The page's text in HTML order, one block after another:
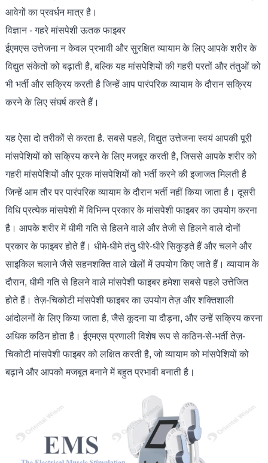
आवेगों का प्रवर्धन मात्र है।
विज्ञान - गहरे मांसपेशी ऊतक फाइबर
ईएमएस उत्तेजना न केवल प्रभावी और सुरक्षित व्यायाम के लिए आपके शरीर के
विद्युत संकेतों को बढ़ाती है, बल्कि यह मांसपेशियों की गहरी परतों और तंतुओं को
भी भर्ती और सक्रिय करती है जिन्हें आप पारंपरिक व्यायाम के दौरान सक्रिय
करने के लिए संघर्ष करते हैं।
यह ऐसा दो तरीकों से करता है. सबसे पहले, विद्युत उत्तेजना स्वयं आपकी पूरी
मांसपेशियों को सक्रिय करने के लिए मजबूर करती है, जिससे आपके शरीर को
गहरी मांसपेशियों और पूरक मांसपेशियों को भर्ती करने की इजाजत मिलती है
जिन्हें आम तौर पर पारंपरिक व्यायाम के दौरान भर्ती नहीं किया जाता है। दूसरी
विधि प्रत्येक मांसपेशी में विभिन्न प्रकार के मांसपेशी फाइबर का उपयोग करना
है। आपके शरीर में धीमी गति से हिलने वाले और तेजी से हिलने वाले दोनों
प्रकार के फाइबर होते हैं। धीमे-धीमे तंतु धीरे-धीरे सिकुड़ते हैं और चलने और
साइकिल चलाने जैसे सहनशक्ति वाले खेलों में उपयोग किए जाते हैं। व्यायाम के
दौरान, धीमी गति से हिलने वाले मांसपेशी फाइबर हमेशा सबसे पहले उत्तेजित
होते हैं। तेज़-चिकोटी मांसपेशी फाइबर का उपयोग तेज़ और शक्तिशाली
आंदोलनों के लिए किया जाता है, जैसे कूदना या दौड़ना, और उन्हें सक्रिय करना
अधिक कठिन होता है। ईएमएस प्रणाली विशेष रूप से कठिन-से-भर्ती तेज़-
चिकोटी मांसपेशी फाइबर को लक्षित करती है, जो व्यायाम को मांसपेशियों को
बढ़ाने और आपको मजबूत बनाने में बहुत प्रभावी बनाती है।